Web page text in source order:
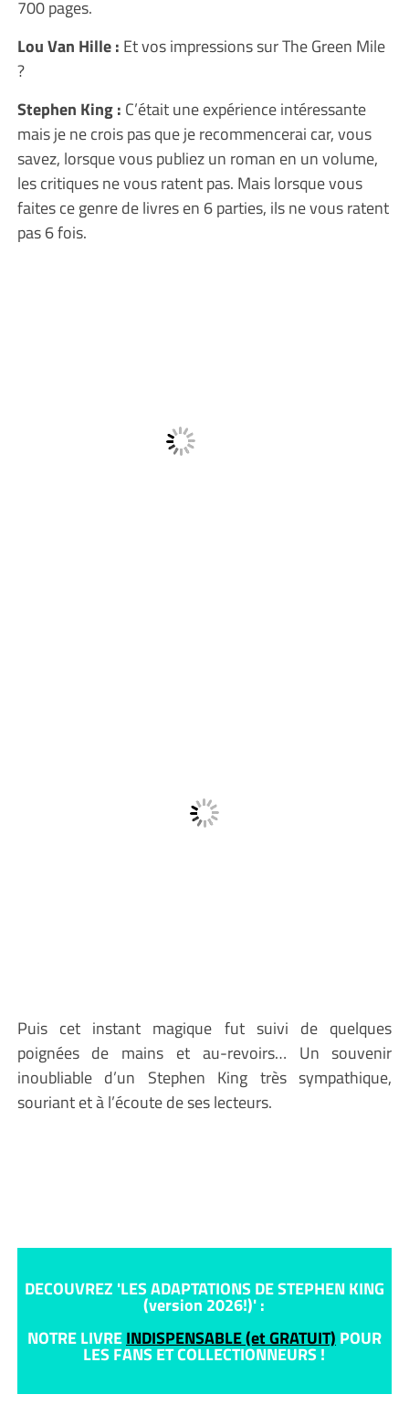
700 pages.
Lou Van Hille : Et vos impressions sur The Green Mile
?
Stephen King : C’était une expérience intéressante
mais je ne crois pas que je recommencerai car, vous
savez, lorsque vous publiez un roman en un volume,
les critiques ne vous ratent pas. Mais lorsque vous
faites ce genre de livres en 6 parties, ils ne vous ratent
pas 6 fois.
Puis cet instant magique fut suivi de quelques
poignées de mains et au-revoirs… Un souvenir
inoubliable d’un Stephen King très sympathique,
souriant et à l’écoute de ses lecteurs.
DECOUVREZ 'LES ADAPTATIONS DE STEPHEN KING
(version 2026!)' :
NOTRE LIVREINDISPENSABLE (et GRATUIT) POUR
LES FANS ET COLLECTIONNEURS !